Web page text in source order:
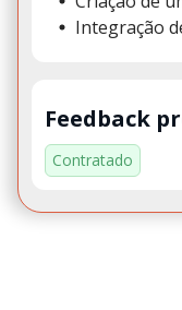
Integração
Feedback
Contratado